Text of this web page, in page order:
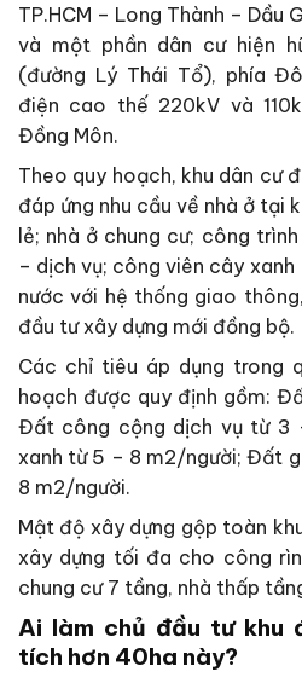
TP.HCM – Long Thành – Dầu
và một phần dân cư hiện
(đường Lý Thái Tổ), phía
điện cao thế 220kV và
Đồng Môn.
Theo quy hoạch, khu dân cư
đáp ứng nhu cầu về nhà ở tại
lẻ; nhà ở chung cư; công
– dịch vụ; công viên cây
nước với hệ thống giao
đầu tư xây dựng mới đồng bộ.
Các chỉ tiêu áp dụng trong
hoạch được quy định gồm:
Đất công cộng dịch vụ từ 3
xanh từ 5 – 8 m2/người; Đất
8 m2/người.
Mật độ xây dựng gộp toàn
xây dựng tối đa cho công
chung cư 7 tầng, nhà thấp
Ai làm chủ đầu tư khu
tích hơn 40ha này?